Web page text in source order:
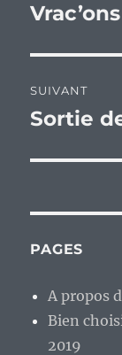
de
Publication
SUIVANT
Publication
Sortie
PAGES
A propos
Bien
2019